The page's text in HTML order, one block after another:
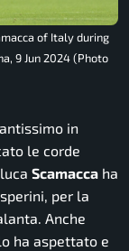
of Italy during
9 Jun 2024 (Photo
in
le corde
Scamacca ha
per la
Anche
ha aspettato e